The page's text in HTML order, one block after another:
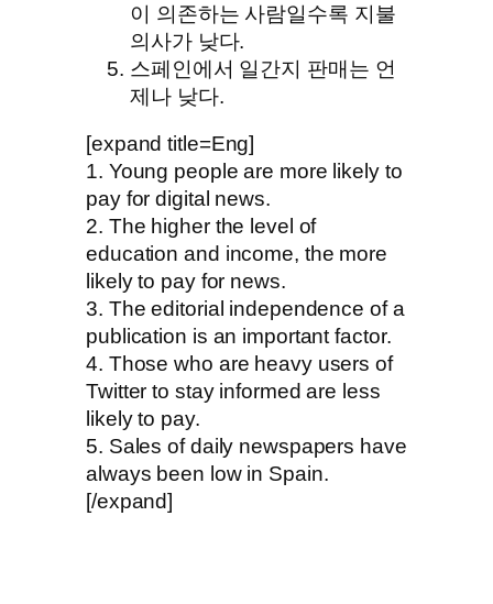
이 의존하는 사람일수록 지불
의사가 낮다.
스페인에서 일간지 판매는 언
제나 낮다.
[expand title=Eng]
1. Young people are more likely to
pay for digital news.
2. The higher the level of
education and income, the more
likely to pay for news.
3. The editorial independence of a
publication is an important factor.
4. Those who are heavy users of
Twitter to stay informed are less
likely to pay.
5. Sales of daily newspapers have
always been low in Spain.
[/expand]